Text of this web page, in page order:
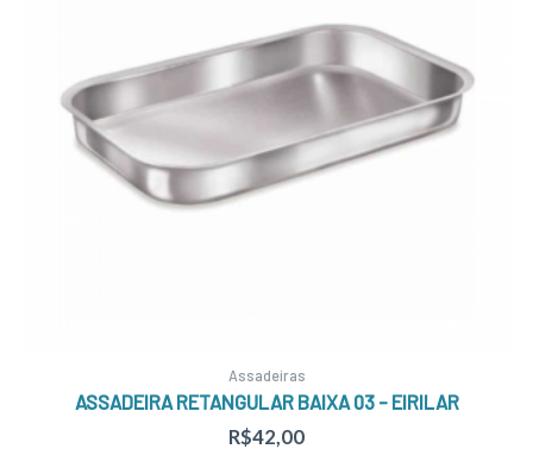
Assadeiras
ASSADEIRA RETANGULAR BAIXA 03 – EIRILAR
R$42,00